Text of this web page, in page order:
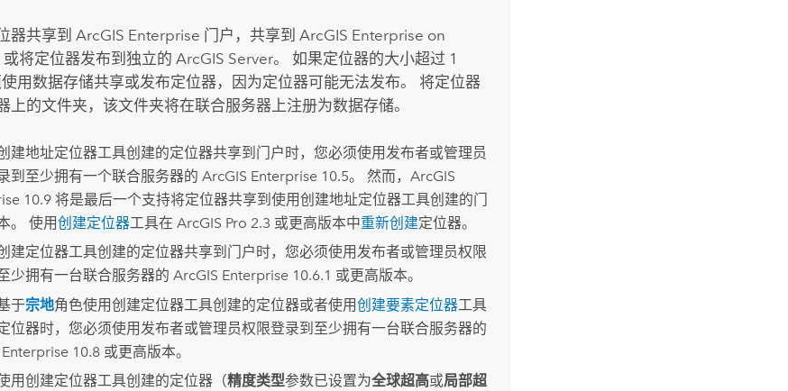
器共享到 ArcGIS Enterprise 门户，共享到 ArcGIS Enterprise on
或将定位器发布到独立的 ArcGIS Server。 如果定位器的大小超过 1
用数据存储共享或发布定位器，因为定位器可能无法发布。 将定位器
上的文件夹，该文件夹将在联合服务器上注册为数据存储。
建地址定位器工具创建的定位器共享到门户时，您必须使用发布者或管理员
到至少拥有一个联合服务器的ArcGIS Enterprise 10.5。 然而，ArcGIS
10.9 将是最后一个支持将定位器共享到使用创建地址定位器工具创建的门
。 使用创建定位器工具在ArcGIS Pro 2.3 或更高版本中重新创建定位器。
建定位器工具创建的定位器共享到门户时，您必须使用发布者或管理员权限
少拥有一台联合服务器的ArcGIS Enterprise 10.6.1 或更高版本。
于宗地角色使用创建定位器工具创建的定位器或者使用创建要素定位器工具
位器时，您必须使用发布者或管理员权限登录到至少拥有一台联合服务器的
10.8 或更高版本。
用创建定位器工具创建的定位器（精度类型参数已设置为全球超高或局部超